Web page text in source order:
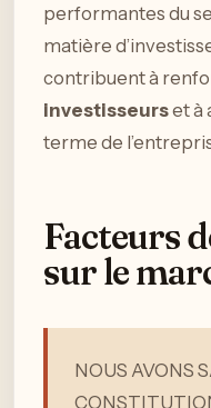
performantes du
matière
contribuent à
investisseurset à
terme de
Facteurs
sur le
NOUS AVONS